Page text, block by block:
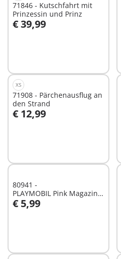
71846 - Kutschfahrt mit
Prinzessin und Prinz
€ 39,99
In den Warenkorb
XS
71908 - Pärchenausflug an
den Strand
€ 12,99
In den Warenkorb
80941 -
PLAYMOBIL Pink Magazin 3/2024
(12)
€ 5,99
In den Warenkorb